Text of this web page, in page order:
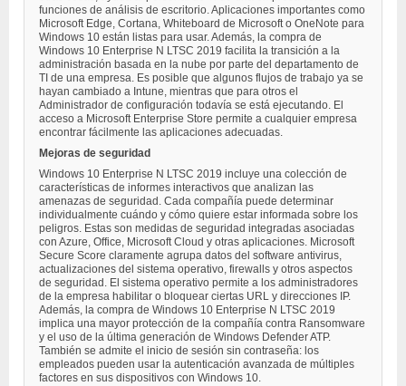
funciones de análisis de escritorio. Aplicaciones importantes como
Microsoft Edge, Cortana, Whiteboard de Microsoft o OneNote para
Windows 10 están listas para usar. Además, la compra de
Windows 10 Enterprise N LTSC 2019 facilita la transición a la
administración basada en la nube por parte del departamento de
TI de una empresa. Es posible que algunos flujos de trabajo ya se
hayan cambiado a Intune, mientras que para otros el
Administrador de configuración todavía se está ejecutando. El
acceso a Microsoft Enterprise Store permite a cualquier empresa
encontrar fácilmente las aplicaciones adecuadas.
Mejoras de seguridad
Windows 10 Enterprise N LTSC 2019 incluye una colección de
características de informes interactivos que analizan las
amenazas de seguridad. Cada compañía puede determinar
individualmente cuándo y cómo quiere estar informada sobre los
peligros. Estas son medidas de seguridad integradas asociadas
con Azure, Office, Microsoft Cloud y otras aplicaciones. Microsoft
Secure Score claramente agrupa datos del software antivirus,
actualizaciones del sistema operativo, firewalls y otros aspectos
de seguridad. El sistema operativo permite a los administradores
de la empresa habilitar o bloquear ciertas URL y direcciones IP.
Además, la compra de Windows 10 Enterprise N LTSC 2019
implica una mayor protección de la compañía contra Ransomware
y el uso de la última generación de Windows Defender ATP.
También se admite el inicio de sesión sin contraseña: los
empleados pueden usar la autenticación avanzada de múltiples
factores en sus dispositivos con Windows 10.